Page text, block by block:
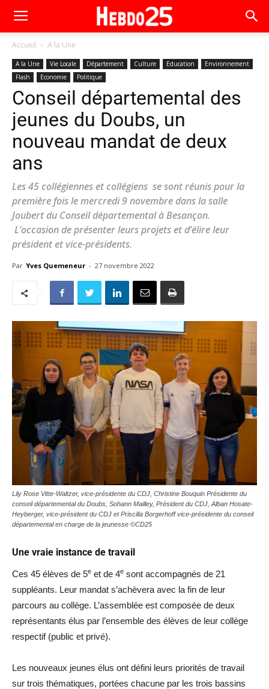
Accueil A la Une
A la Une Vie Locale Département Culture Education
Environnement
Flash
Economie Politique
Conseil départemental des
jeunes du Doubs, un
nouveau mandat de deux
ans
Les 45 collégiennes et collégiens se sont réunis pour la
première fois le mercredi 9 novembre dans la salle
Joubert du Conseil départemental à Besançon.
L’occasion de présenter leurs projets et d’élire leur
président et vice-présidents.
Par Yves Quemeneur - 27 novembre 2022
Lily Rose Vitte-Waltzer, vice-présidente du CDJ, Christine Bouquin Présidente du
conseil départemental du Doubs, Sohann Mailley, Président du CDJ, Alban Hosate-
Heyberger, vice-président du CDJ et Priscilla Borgerhoff vice-présidente du conseil
départemental en charge de la jeunesse ©CD25
Une vraie instance de travail
Ces 45 élèves de 5e et de 4e sont accompagnés de 21
suppléants. Leur mandat s’achèvera avec la fin de leur
parcours au collège. L’assemblée est composée de deux
représentants élus par l’ensemble des élèves de leur collège
respectif (public et privé).
Les nouveaux jeunes élus ont défini leurs priorités de travail
sur trois thématiques, portées chacune par les trois bassins